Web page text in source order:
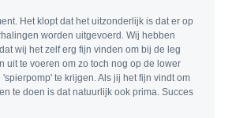
Het klopt dat het uitzonderlijk is dat er op
worden uitgevoerd. Wij hebben
wij het zelf erg fijn vinden om bij de leg
uit te voeren om zo toch nog op de lower
te krijgen. Als jij het fijn vindt om
te doen is dat natuurlijk ook prima. Succes